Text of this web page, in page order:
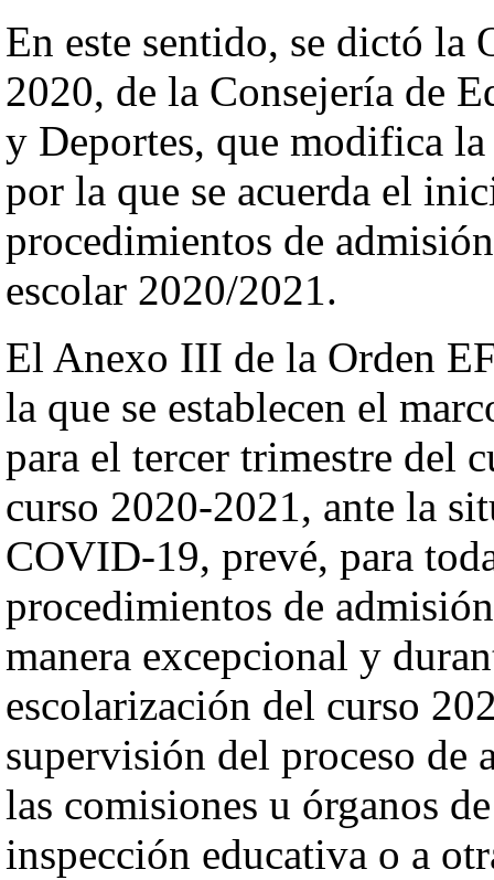
En este sentido, se dictó la
2020, de la Consejería de
y Deportes, que modifica
por la que se acuerda el
procedimientos de
escolar 2020/2021.
El Anexo III de la Orden
la que se establecen el
para el tercer trimestre del
curso 2020-2021, ante la
COVID-19, prevé, para
procedimientos de
manera excepcional y
escolarización del curso
supervisión del proceso de
las comisiones u órganos
inspección educativa o a